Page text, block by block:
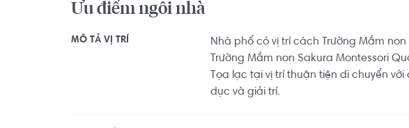
Ưu điểm ngôi nhà
MÔ TẢ VỊ TRÍ
Nhà phố có vị trí cách Trường Mầm
Trường Mầm non Sakura Montessori
Tọa lạc tại vị trí thuận tiện di chuyển
dục và giải trí.